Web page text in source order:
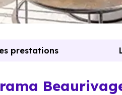
prestations